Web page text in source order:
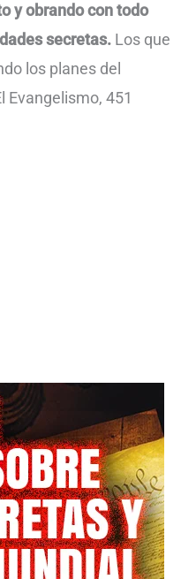
y obrando con todo
secretas. Los que
los planes del
Evangelismo, 451